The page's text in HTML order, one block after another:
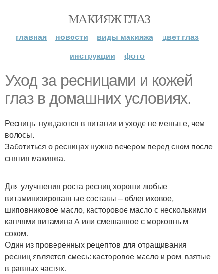
МАКИЯЖ ГЛАЗ
главная новости виды макияжа
цвет глаз
инструкции
фото
Уход за ресницами и кожей
глаз в домашних условиях.
Ресницы нуждаются в питании и уходе не меньше, чем
волосы.
Заботиться о ресницах нужно вечером перед сном после
снятия макияжа.
Для улучшения роста ресниц хороши любые
витаминизированные составы – облепиховое,
шиповниковое масло, касторовое масло с несколькими
каплями витамина А или смешанное с морковным
соком.
Один из проверенных рецептов для отращивания
ресниц является смесь: касторовое масло и ром, взятые
в равных частях.